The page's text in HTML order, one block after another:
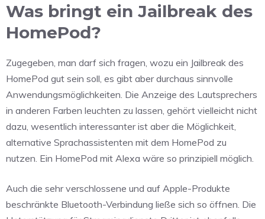
Was bringt ein Jailbreak des
HomePod?
Zugegeben, man darf sich fragen, wozu ein Jailbreak des
HomePod gut sein soll, es gibt aber durchaus sinnvolle
Anwendungsmöglichkeiten. Die Anzeige des Lautsprechers
in anderen Farben leuchten zu lassen, gehört vielleicht nicht
dazu, wesentlich interessanter ist aber die Möglichkeit,
alternative Sprachassistenten mit dem HomePod zu
nutzen. Ein HomePod mit Alexa wäre so prinzipiell möglich.
Auch die sehr verschlossene und auf Apple-Produkte
beschränkte Bluetooth-Verbindung ließe sich so öffnen. Die